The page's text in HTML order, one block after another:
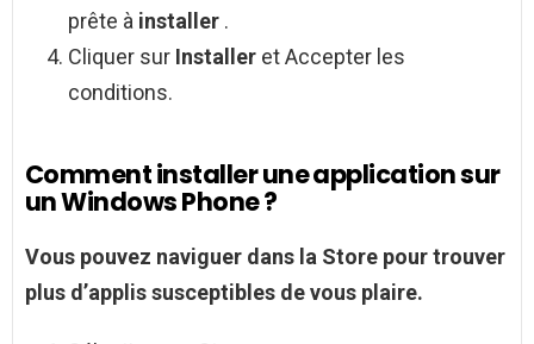
prête à installer .
Cliquer sur Installer et Accepter les
conditions.
Comment installer une application sur
un Windows Phone ?
Vous pouvez naviguer dans la Store pour trouver
plus d’applis susceptibles de vous plaire.